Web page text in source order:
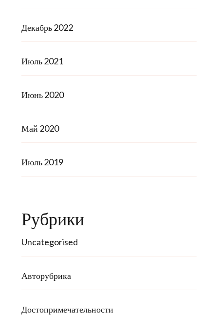
Декабрь 2022
Июль 2021
Июнь 2020
Май 2020
Июль 2019
Рубрики
Uncategorised
Авторубрика
Достопримечательности